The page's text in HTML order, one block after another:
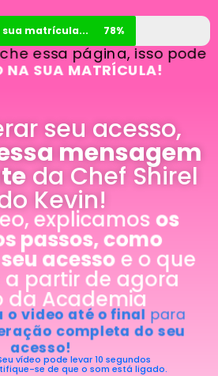
sua matrícula... 78%
essa página, isso pode
NA SUA MATRÍCULA!
seu acesso,
mensagem
da Chef Shirel
Kevin!
explicamos os
passos, como
acessoe o que
partir de agora
da Academia
o video até o finalpara
completa do seu
acesso!
vídeo pode levar 10 segundos
se de que o som está ligado.